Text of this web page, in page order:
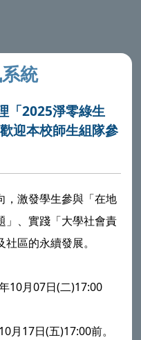
統
「2025淨零綠生
迎本校師生組隊參
，激發學生參與「在地
」、實踐「大學社會責
區的永續發展。
10月07日(二)17:00
月17日(五)17:00前。